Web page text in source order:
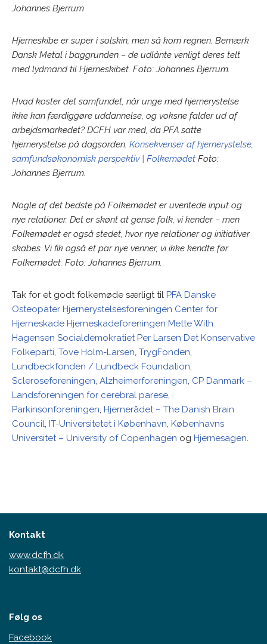
Johannes Bjerrum
Hjerneskibe er super i solskin, men så kom regnen. Bemærk
Dansk Metal i baggrunden – de udlånte venligt deres telt
med lydmand til Hjerneskibet. Foto: Johannes Bjerrum.
Hvad koster det samfundet, når unge med hjernerystelse
ikke kan færdiggøre uddannelse, og voksne falder ud af
arbejdsmarkedet? DCFH var med, da PFA satte
hjernerystelse på dagsorden. Konsekvenser af hjernerystelse,
samfundsøkonomisk perspektiv | Folkemødet Foto:
Johannes Bjerrum.
Nogle af det bedste på Folkemødet er uventede input og
nye relationer. Det er skønt at gense folk, vi kender – men
Folkemødet er også stedet, hvor nye relationer og initiativer
skabes. Vi fik også et par nye venner, vi ikke kendte før
Folkemødet. Foto: Johannes Bjerrum.
Tak for et godt folkemøde særligt til PFA Danske
Osteopater Hjernerystelsesforeningen Center for
Hjerneskade Hjerneskadeforeningen Mette With
Hagensen Socialdemokratiet Per Larsen Det Konservative
Folkeparti, Tove Holm-Larsen, TrygFonden,
Lundbeckfonden / Lundbeck Foundation,
Scleroseforeningen, Alzheimerforeningen, CP Danmark –
Landsforeningen for cerebral parese,
Parkinsonforeningen, Hjernerådet – The Danish Brain
Council, IT-Universitetet i København, Københavns
Universitet – University of Copenhagen og Hjernesagen.
Kontakt
www.dcfh.dk
kontakt@dcfh.dk
Følg os
Facebook